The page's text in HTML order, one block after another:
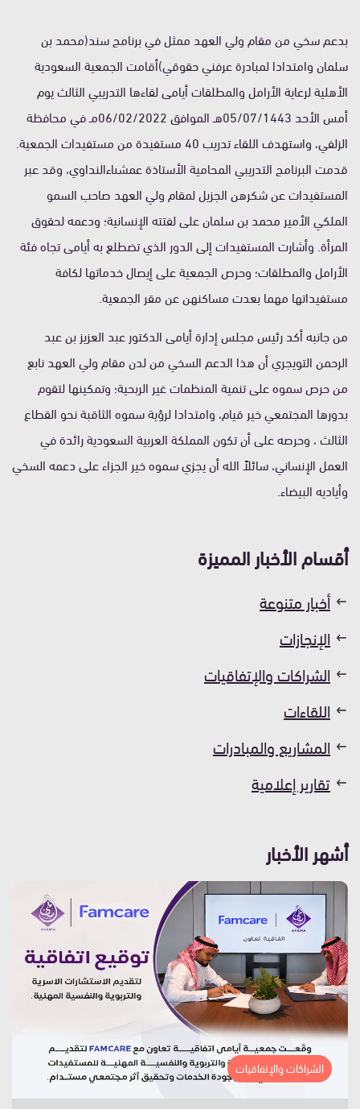
بدعم سخي من مقام ولي العهد ممثل في برنامج سند(محمد بن
سلمان وامتدادا لمبادرة عرفني حقوقي)أقامت الجمعية السعودية
الأهلية لرعاية الأرامل والمطلقات أيامى لقاءها التدريبي الثالث يوم
أمس الأحد 05/07/1443هـ الموافق 06/02/2022مـ في محافظة
الزلفي، واستهدف اللقاء تدريب 40 مستفيدة من مستفيدات الجمعية.
قدمت البرنامج التدريبي المحامية الأستاذة عمشىاءالنداوي، وقد عبر
المستفيدات عن شكرهن الجزيل لمقام ولي العهد صاحب السمو
الملكي الأمير محمد بن سلمان على لفتته الإنسانية؛ ودعمه لحقوق
المرأة. وأشارت المستفيدات إلى الدور الذي تضطلع به أيامى تجاه فئة
الأرامل والمطلقات؛ وحرص الجمعية على إيصال خدماتها لكافة
مستفيداتها مهما بعدت مساكنهن عن مقر الجمعية.
من جانبه أكد رئيس مجلس إدارة أيامى الدكتور عبد العزيز بن عبد
الرحمن التويجري أن هذا الدعم السخي من لدن مقام ولي العهد نابع
من حرص سموه على تنمية المنظمات غير الربحية؛ وتمكينها لتقوم
بدورها المجتمعي خير قيام، وامتدادا لرؤية سموه الثاقبة نحو القطاع
الثالث ، وحرصه على أن تكون المملكة العربية السعودية رائدة في
العمل الإنساني، سائلاً الله أن يجزي سموه خير الجزاء على دعمه السخي
وأياديه البيضاء.
أقسام الأخبار المميزة
أخبار متنوعة
الإنجازات
الشراكات والإتفاقيات
اللقاءات
المشاريع والمبادرات
تقارير إعلامية
أشهر الأخبار
الشراكات والإتفاقيات